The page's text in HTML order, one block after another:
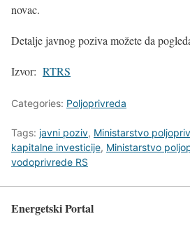
novac.
Detalje javnog poziva možete da
Izvor: RTRS
Categories: Poljoprivreda
Tags: javni poziv, Ministarstvo
kapitalne investicije, Ministarstvo
vodoprivrede RS
Energetski Portal